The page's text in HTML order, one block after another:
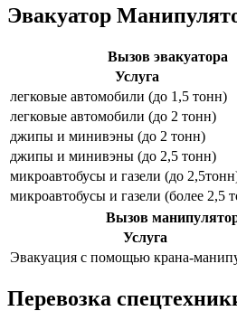
Эвакуатор
Вызов эвакуатора
Услуга
легковые автомобили (до 1,5 тонн)
легковые автомобили (до 2 тонн)
джипы и минивэны (до 2 тонн)
джипы и минивэны (до 2,5 тонн)
микроавтобусы и газели (до
микроавтобусы и газели (более 2,5
Вызов
Услуга
Эвакуация с помощью крана-
Перевозка